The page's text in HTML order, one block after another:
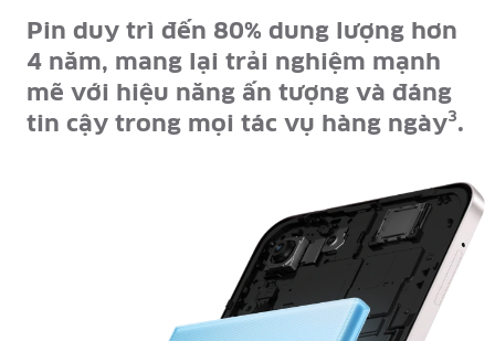
Pin duy trì đến 80% dung lượng hơn
4 năm, mang lại trải nghiệm mạnh
mẽ với hiệu năng ấn tượng và đáng
tin cậy trong mọi tác vụ hàng ngày3.